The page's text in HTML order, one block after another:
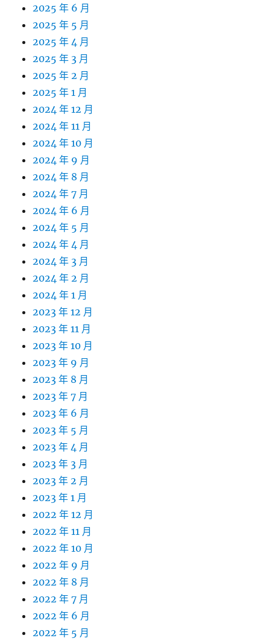
2025 年 6 月
2025 年 5 月
2025 年 4 月
2025 年 3 月
2025 年 2 月
2025 年 1 月
2024 年 12 月
2024 年 11 月
2024 年 10 月
2024 年 9 月
2024 年 8 月
2024 年 7 月
2024 年 6 月
2024 年 5 月
2024 年 4 月
2024 年 3 月
2024 年 2 月
2024 年 1 月
2023 年 12 月
2023 年 11 月
2023 年 10 月
2023 年 9 月
2023 年 8 月
2023 年 7 月
2023 年 6 月
2023 年 5 月
2023 年 4 月
2023 年 3 月
2023 年 2 月
2023 年 1 月
2022 年 12 月
2022 年 11 月
2022 年 10 月
2022 年 9 月
2022 年 8 月
2022 年 7 月
2022 年 6 月
2022 年 5 月